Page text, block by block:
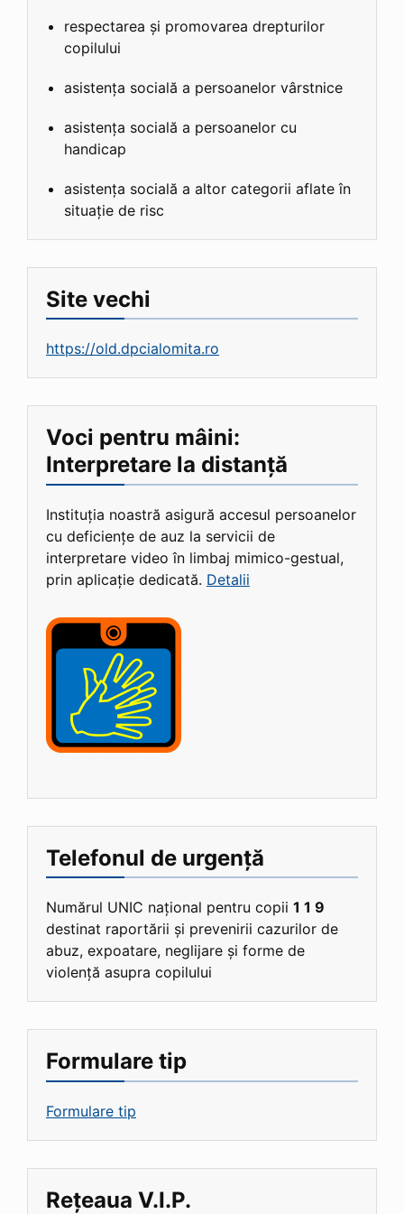
respectarea și promovarea drepturilor
copilului
asistența socială a persoanelor vârstnice
asistența socială a persoanelor cu
handicap
asistența socială a altor categorii aflate în
situație de risc
Site vechi
https://old.dpcialomita.ro
Voci pentru mâini:
Interpretare la distanță
Instituția noastră asigură accesul persoanelor
cu deficiențe de auz la servicii de
interpretare video în limbaj mimico-gestual,
prin aplicație dedicată. Detalii
Telefonul de urgență
Numărul UNIC național pentru copii 1 1 9
destinat raportării și prevenirii cazurilor de
abuz, expoatare, neglijare și forme de
violență asupra copilului
Formulare tip
Formulare tip
Rețeaua V.I.P.